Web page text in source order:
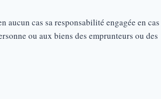
cas sa responsabilité engagée en cas
ou aux biens des emprunteurs ou des